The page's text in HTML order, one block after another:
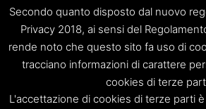
“Società Regolamentazione del
“Palermo Area
Secondo quanto disposto dal nuovo
Privacy 2018, ai sensi del
rende noto che questo sito fa uso di
tracciano informazioni di carattere
cookies di terze
L'accettazione di cookies di terze parti